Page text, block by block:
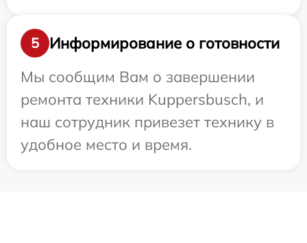
5
Информирование о готовности
Мы сообщим Вам о завершении
ремонта техники Kuppersbusch, и
наш сотрудник привезет технику в
удобное место и время.